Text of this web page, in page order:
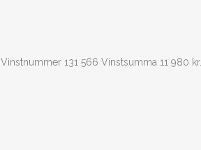
131 566 Vinstsumma 11 980 kr.